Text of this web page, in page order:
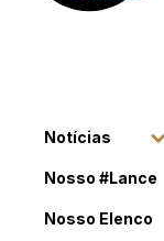
Notícias
Nosso #Lance
Nosso Elenco